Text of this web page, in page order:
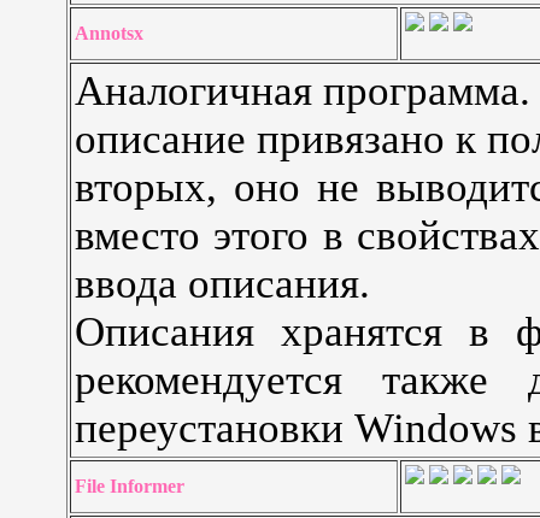
Annotsx
Аналогичная
описание привязано к
вторых, оно не
вместо этого в
ввода описания.
Описания хранятся в
рекомендуется
переустановки Windows
File Informer